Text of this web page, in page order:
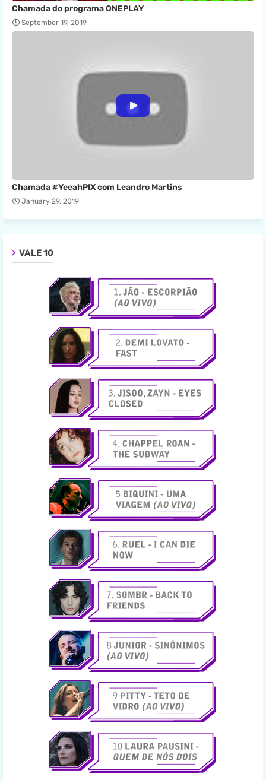
Chamada do programa ONEPLAY
September 19, 2019
Chamada #YeeahPIX com Leandro Martins
January 29, 2019
VALE 10